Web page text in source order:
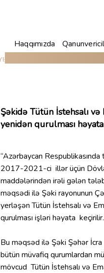
Haqqımızda
Şəkidə Tütün İstehsalı
yenidən qurulması
“Azərbaycan Respublikasında
2017-2021-ci illər üçün
maddələrindən irəli gələn
məqsədi ilə Şəki rayonunun
yerləşən Tütün İstehsalı və
qurulması işləri həyata keçirilir.
Bu məqsəd ilə Şəki Şəhər
bütün müvafiq qurumlardan
mövcud Tütün İstehsalı və